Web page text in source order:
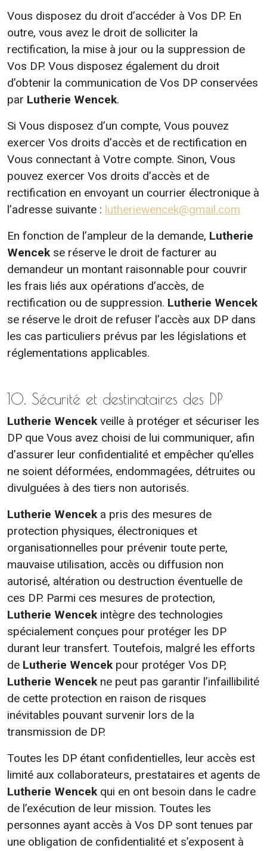
Vous disposez du droit d’accéder à Vos DP. En
outre, vous avez le droit de solliciter la
rectification, la mise à jour ou la suppression de
Vos DP. Vous disposez également du droit
d’obtenir la communication de Vos DP conservées
par Lutherie Wencek.
Si Vous disposez d’un compte, Vous pouvez
exercer Vos droits d’accès et de rectification en
Vous connectant à Votre compte. Sinon, Vous
pouvez exercer Vos droits d’accès et de
rectification en envoyant un courrier électronique à
l’adresse suivante : lutheriewencek@gmail.com
En fonction de l’ampleur de la demande, Lutherie
Wencekse réserve le droit de facturer au
demandeur un montant raisonnable pour couvrir
les frais liés aux opérations d’accès, de
rectification ou de suppression. Lutherie Wencek
se réserve le droit de refuser l’accès aux DP dans
les cas particuliers prévus par les législations et
réglementations applicables.
10. Sécurité et destinataires des DP
Lutherie Wencekveille à protéger et sécuriser les
DP que Vous avez choisi de lui communiquer, afin
d’assurer leur confidentialité et empêcher qu’elles
ne soient déformées, endommagées, détruites ou
divulguées à des tiers non autorisés.
Lutherie Wenceka pris des mesures de
protection physiques, électroniques et
organisationnelles pour prévenir toute perte,
mauvaise utilisation, accès ou diffusion non
autorisé, altération ou destruction éventuelle de
ces DP. Parmi ces mesures de protection,
Lutherie Wencekintègre des technologies
spécialement conçues pour protéger les DP
durant leur transfert. Toutefois, malgré les efforts
de Lutherie Wencekpour protéger Vos DP,
Lutherie Wencekne peut pas garantir l’infaillibilité
de cette protection en raison de risques
inévitables pouvant survenir lors de la
transmission de DP.
Toutes les DP étant confidentielles, leur accès est
limité aux collaborateurs, prestataires et agents de
Lutherie Wencekqui en ont besoin dans le cadre
de l’exécution de leur mission. Toutes les
personnes ayant accès à Vos DP sont tenues par
une obligation de confidentialité et s’exposent à